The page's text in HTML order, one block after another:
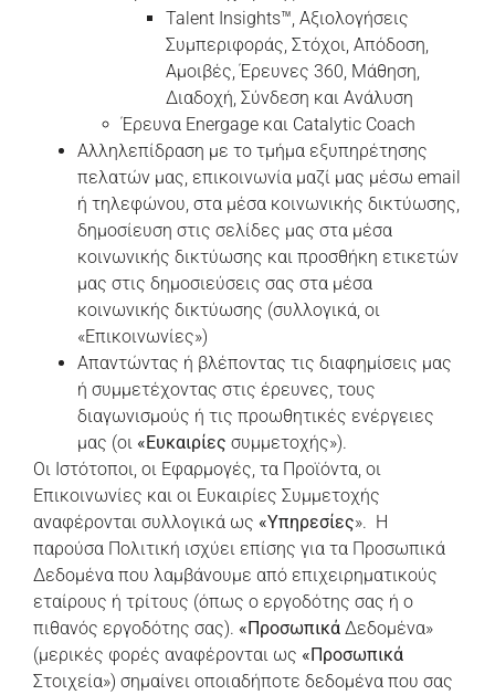
Talent Insights™, Αξιολογήσεις
Συμπεριφοράς, Στόχοι, Απόδοση,
Αμοιβές, Έρευνες 360, Μάθηση,
Διαδοχή, Σύνδεση και Ανάλυση
Έρευνα Energage και Catalytic Coach
Αλληλεπίδραση με το τμήμα εξυπηρέτησης
πελατών μας, επικοινωνία μαζί μας μέσω email
ή τηλεφώνου, στα μέσα κοινωνικής δικτύωσης,
δημοσίευση στις σελίδες μας στα μέσα
κοινωνικής δικτύωσης και προσθήκη ετικετών
μας στις δημοσιεύσεις σας στα μέσα
κοινωνικής δικτύωσης (συλλογικά, οι
«Επικοινωνίες»)
Απαντώντας ή βλέποντας τις διαφημίσεις μας
ή συμμετέχοντας στις έρευνες, τους
διαγωνισμούς ή τις προωθητικές ενέργειες
μας (οι «Ευκαιρίες συμμετοχής»).
Οι Ιστότοποι, οι Εφαρμογές, τα Προϊόντα, οι
Επικοινωνίες και οι Ευκαιρίες Συμμετοχής
αναφέρονται συλλογικά ως «Υπηρεσίες». Η
παρούσα Πολιτική ισχύει επίσης για τα Προσωπικά
Δεδομένα που λαμβάνουμε από επιχειρηματικούς
εταίρους ή τρίτους (όπως ο εργοδότης σας ή ο
πιθανός εργοδότης σας). «Προσωπικά Δεδομένα»
(μερικές φορές αναφέρονται ως «Προσωπικά
Στοιχεία») σημαίνει οποιαδήποτε δεδομένα που σας